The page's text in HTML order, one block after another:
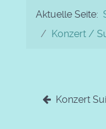
Aktuelle Seite:
Konzert /
Konzert